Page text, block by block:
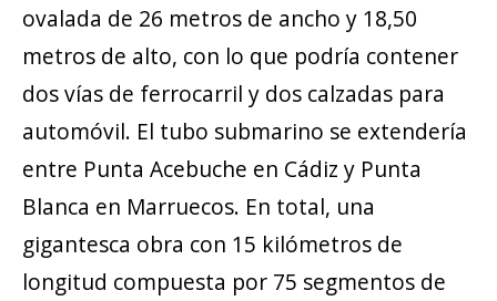
ovalada de 26 metros de ancho y 18,50
metros de alto, con lo que podría contener
dos vías de ferrocarril y dos calzadas para
automóvil. El tubo submarino se extendería
entre Punta Acebuche en Cádiz y Punta
Blanca en Marruecos. En total, una
gigantesca obra con 15 kilómetros de
longitud compuesta por 75 segmentos de